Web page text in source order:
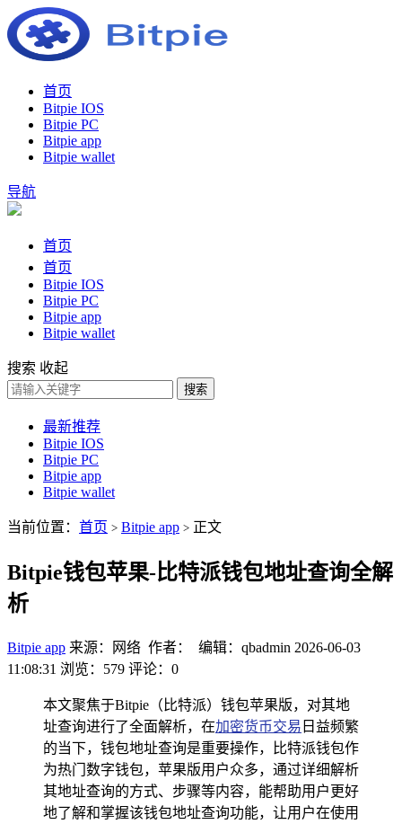
首页
Bitpie IOS
Bitpie PC
Bitpie app
Bitpie wallet
导航
首页
首页
Bitpie IOS
Bitpie PC
Bitpie app
Bitpie wallet
搜索 收起
搜索
最新推荐
Bitpie IOS
Bitpie PC
Bitpie app
Bitpie wallet
当前位置： 首页 > Bitpie app > 正文
Bitpie钱包苹果-比特派钱包地址查询全解
析
Bitpie app 来源：网络 作者： 编辑：qbadmin 2026-06-03
11:08:31 浏览：579 评论：0
本文聚焦于Bitpie（比特派）钱包苹果版，对其地
址查询进行了全面解析，在加密货币交易 日益频繁
的当下，钱包地址查询是重要操作，比特派钱包作
为热门数字钱包，苹果版用户众多，通过详细解析
其地址查询的方式、步骤等内容，能帮助用户更好
地了解和掌握该钱包地址查询功能，让用户在使用